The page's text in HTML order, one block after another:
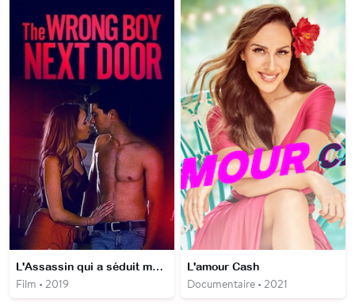
L'Assassin qui a séduit ma Fille
Film • 2019
L'amour Cash
Documentaire • 2021